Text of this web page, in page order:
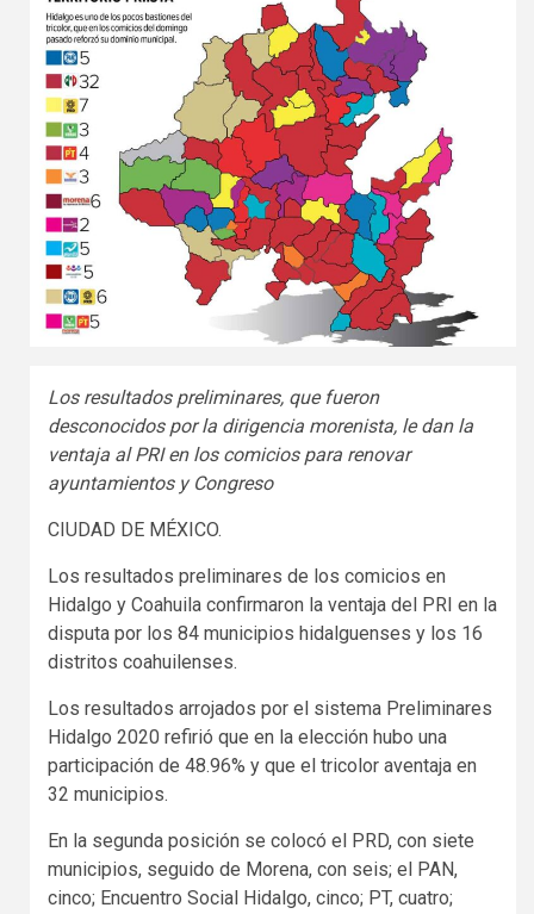
Los resultados preliminares, que fueron
desconocidos por la dirigencia morenista, le dan la
ventaja al PRI en los comicios para renovar
ayuntamientos y Congreso
CIUDAD DE MÉXICO.
Los resultados preliminares de los comicios en
Hidalgo y Coahuila confirmaron la ventaja del PRI en la
disputa por los 84 municipios hidalguenses y los 16
distritos coahuilenses.
Los resultados arrojados por el sistema Preliminares
Hidalgo 2020 refirió que en la elección hubo una
participación de 48.96% y que el tricolor aventaja en
32 municipios.
En la segunda posición se colocó el PRD, con siete
municipios, seguido de Morena, con seis; el PAN,
cinco; Encuentro Social Hidalgo, cinco; PT, cuatro;